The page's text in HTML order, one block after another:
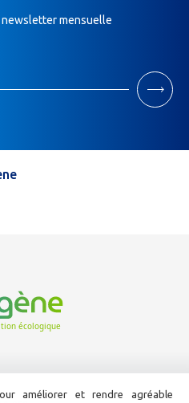
mensuelle
améliorer et rendre agréable